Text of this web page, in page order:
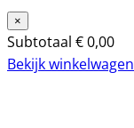
×
Subtotaal €0,00
Bekijk winkelwagen